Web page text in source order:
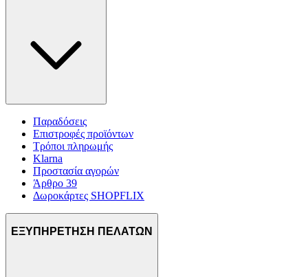
Παραδόσεις
Επιστροφές προϊόντων
Τρόποι πληρωμής
Klarna
Προστασία αγορών
Άρθρο 39
Δωροκάρτες SHOPFLIX
ΕΞΥΠΗΡΕΤΗΣΗ ΠΕΛΑΤΩΝ